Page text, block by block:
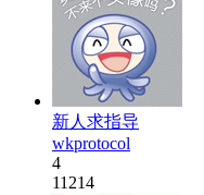
新人求指导
wkprotocol
4
11214